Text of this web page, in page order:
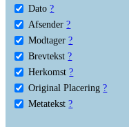
Dato ?
Afsender ?
Modtager ?
Brevtekst ?
Herkomst ?
Original Placering ?
Metatekst ?